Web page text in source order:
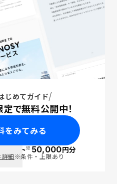
じめてガイド
で無料公開中！
をみてみる
ポイント※50,000円分
細※条件・上限あり